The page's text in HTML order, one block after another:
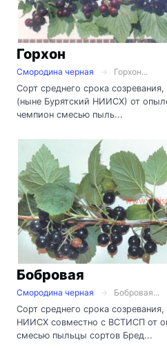
Горхон
Смородина черная
Горхон...
Сорт среднего срока
(ныне Бурятский НИИСХ) от
чемпион смесью пыль...
Бобровая
Смородина черная
Бобровая...
Сорт среднего срока
НИИСХ совместно с ВСТИСП от
смесью пыльцы сортов Бред...